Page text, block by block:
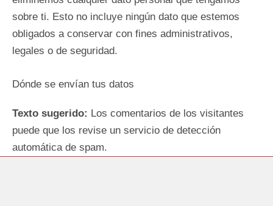
sobre ti. Esto no incluye ningún dato que estemos
obligados a conservar con fines administrativos,
legales o de seguridad.
Dónde se envían tus datos
Texto sugerido: Los comentarios de los visitantes
puede que los revise un servicio de detección
automática de spam.